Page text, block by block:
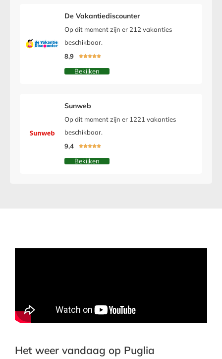
De Vakantiediscounter
Op dit moment zijn er 212 vakanties
beschikbaar.
8,9

Bekijken
Sunweb
Op dit moment zijn er 1221 vakanties
beschikbaar.
9,4

Bekijken
Het weer vandaag op Puglia